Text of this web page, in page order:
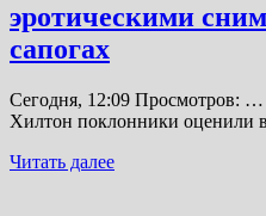
эротическими
сапогах
Сегодня, 12:09 Просмотров:
Хилтон поклонники оценили
Читать далее